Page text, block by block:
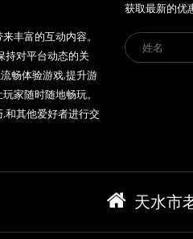
丰富的互动内容。
持对平台动态的关
畅体验游戏,提升游
家随时随地畅玩。
和其他爱好者进行交
获取最新的优
天水市